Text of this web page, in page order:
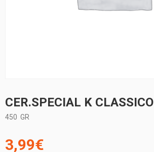
CER.SPECIAL K CLASSICO
450 GR
3,99€